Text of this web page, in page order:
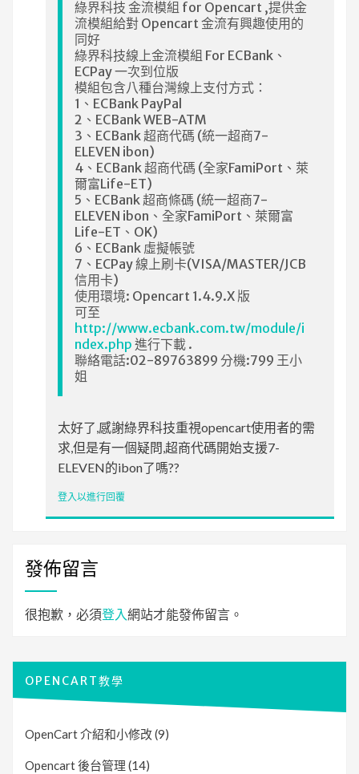
綠界科技 金流模組 for Opencart ,提供金
流模組給對 Opencart 金流有興趣使用的
同好
綠界科技線上金流模組 For ECBank、
ECPay 一次到位版
模組包含八種台灣線上支付方式：
1、ECBank PayPal
2、ECBank WEB-ATM
3、ECBank 超商代碼 (統一超商7-
ELEVEN ibon)
4、ECBank 超商代碼 (全家FamiPort、萊
爾富Life-ET)
5、ECBank 超商條碼 (統一超商7-
ELEVEN ibon、全家FamiPort、萊爾富
Life-ET、OK)
6、ECBank 虛擬帳號
7、ECPay 線上刷卡(VISA/MASTER/JCB
信用卡)
使用環境: Opencart 1.4.9.X 版
可至
http://www.ecbank.com.tw/module/i
ndex.php 進行下載 .
聯絡電話:02-89763899 分機:799 王小
姐
太好了,感謝綠界科技重視opencart使用者的需
求,但是有一個疑問,超商代碼開始支援7-
ELEVEN的ibon了嗎??
登入以進行回覆
發佈留言
很抱歉，必須登入網站才能發佈留言。
OPENCART教學
OpenCart 介紹和小修改(9)
Opencart 後台管理 (14)